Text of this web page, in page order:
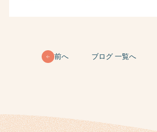
前へ ブログ 一覧へ